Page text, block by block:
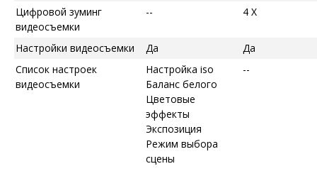
Цифровой зуминг
видеосъемки
-- 4 X
Настройки видеосъемки Да
Да
Список настроек
видеосъемки
Настройка iso
Баланс белого
Цветовые
эффекты
Экспозиция
Режим выбора
сцены
--